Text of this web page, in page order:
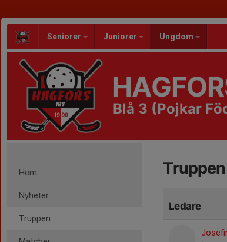
Seniorer Juniorer Ungdom
Blå 3 (Pojkar
Hem
Nyheter
Truppen
Truppen
Ledare